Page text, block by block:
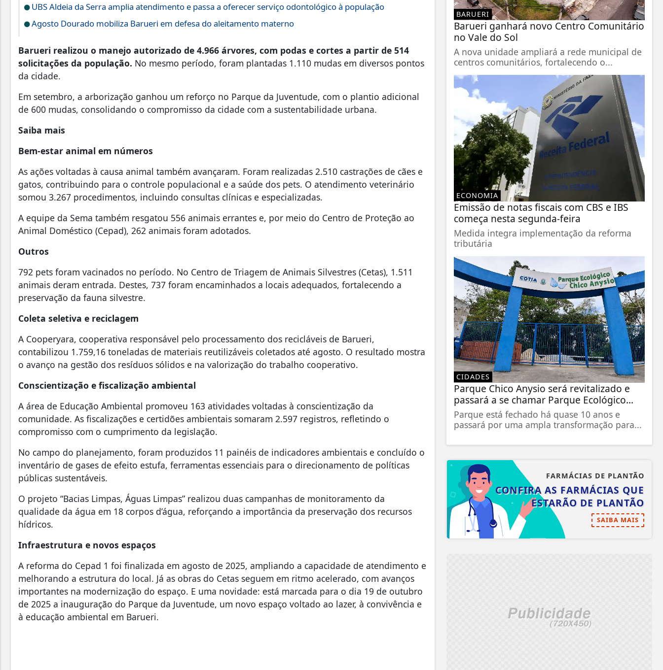
UBS Aldeia da Serra amplia atendimento e passa a oferecer serviço odontológico à população
Agosto Dourado mobiliza Barueri em defesa do aleitamento materno
Barueri realizou o manejo autorizado de 4.966 árvores, com podas e cortes a partir de 514
solicitações da população. No mesmo período, foram plantadas 1.110 mudas em diversos pontos
da cidade.
Em setembro, a arborização ganhou um reforço no Parque da Juventude, com o plantio adicional
de 600 mudas, consolidando o compromisso da cidade com a sustentabilidade urbana.
Saiba mais
Bem-estar animal em números
As ações voltadas à causa animal também avançaram. Foram realizadas 2.510 castrações de cães e
gatos, contribuindo para o controle populacional e a saúde dos pets. O atendimento veterinário
somou 3.267 procedimentos, incluindo consultas clínicas e especializadas.
A equipe da Sema também resgatou 556 animais errantes e, por meio do Centro de Proteção ao
Animal Doméstico (Cepad), 262 animais foram adotados.
Outros
792 pets foram vacinados no período. No Centro de Triagem de Animais Silvestres (Cetas), 1.511
animais deram entrada. Destes, 737 foram encaminhados a locais adequados, fortalecendo a
preservação da fauna silvestre.
Coleta seletiva e reciclagem
A Cooperyara, cooperativa responsável pelo processamento dos recicláveis de Barueri,
contabilizou 1.759,16 toneladas de materiais reutilizáveis coletados até agosto. O resultado mostra
o avanço na gestão dos resíduos sólidos e na valorização do trabalho cooperativo.
Conscientização e fiscalização ambiental
A área de Educação Ambiental promoveu 163 atividades voltadas à conscientização da
comunidade. As fiscalizações e certidões ambientais somaram 2.597 registros, refletindo o
compromisso com o cumprimento da legislação.
No campo do planejamento, foram produzidos 11 painéis de indicadores ambientais e concluído o
inventário de gases de efeito estufa, ferramentas essenciais para o direcionamento de políticas
públicas sustentáveis.
O projeto “Bacias Limpas, Águas Limpas” realizou duas campanhas de monitoramento da
qualidade da água em 18 corpos d’água, reforçando a importância da preservação dos recursos
hídricos.
Infraestrutura e novos espaços
A reforma do Cepad 1 foi finalizada em agosto de 2025, ampliando a capacidade de atendimento e
melhorando a estrutura do local. Já as obras do Cetas seguem em ritmo acelerado, com avanços
importantes na modernização do espaço. E uma novidade: está marcada para o dia 19 de outubro
de 2025 a inauguração do Parque da Juventude, um novo espaço voltado ao lazer, à convivência e
à educação ambiental em Barueri.
BARUERI
Barueri ganhará novo Centro Comunitário
no Vale do Sol
A nova unidade ampliará a rede municipal de
centros comunitários, fortalecendo o...
ECONOMIA
Emissão de notas fiscais com CBS e IBS
começa nesta segunda-feira
Medida integra implementação da reforma
tributária
CIDADES
Parque Chico Anysio será revitalizado e
passará a se chamar Parque Ecológico...
Parque está fechado há quase 10 anos e
passará por uma ampla transformação para...
FARMÁCIAS DE PLANTÃO
CONFIRA AS FARMÁCIAS QUE
ESTARÃO DE PLANTÃO
SAIBA MAIS